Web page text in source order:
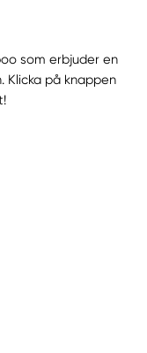
som erbjuder en
Klicka på knappen